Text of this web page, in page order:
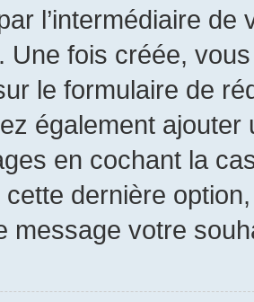
l’intermédiaire
Une fois créée,
le formulaire de
également
en cochant la
dernière
message votre